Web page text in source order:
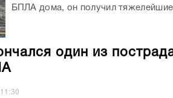
БПЛА дома, он получил
один из
11:30